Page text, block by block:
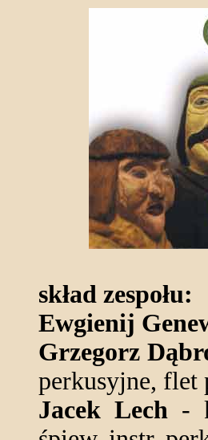
skład zespołu:
Ewgienij
Grzegorz
perkusyjne, flet
Jacek Lech -